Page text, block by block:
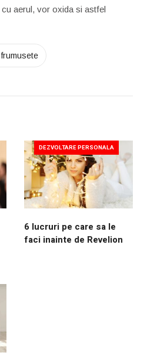
aerul, vor oxida si astfel
DEZVOLTARE PERSONALA
6 lucruri pe care sa le
faci inainte de Revelion